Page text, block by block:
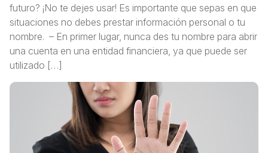
futuro? ¡No te dejes usar! Es importante que sepas en que
situaciones no debes prestar información personal o tu
nombre. – En primer lugar, nunca des tu nombre para abrir
una cuenta en una entidad financiera, ya que puede ser
utilizado […]